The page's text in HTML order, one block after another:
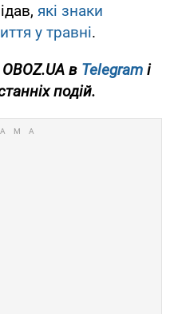
які знаки
у травні.
в Telegram і
подій.